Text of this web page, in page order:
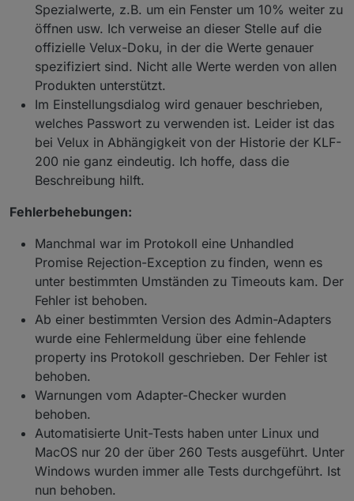
Spezialwerte, z.B. um ein Fenster um 10% weiter zu
öffnen usw. Ich verweise an dieser Stelle auf die
offizielle Velux-Doku, in der die Werte genauer
spezifiziert sind. Nicht alle Werte werden von allen
Produkten unterstützt.
Im Einstellungsdialog wird genauer beschrieben,
welches Passwort zu verwenden ist. Leider ist das
bei Velux in Abhängigkeit von der Historie der KLF-
200 nie ganz eindeutig. Ich hoffe, dass die
Beschreibung hilft.
Fehlerbehebungen:
Manchmal war im Protokoll eine Unhandled
Promise Rejection-Exception zu finden, wenn es
unter bestimmten Umständen zu Timeouts kam. Der
Fehler ist behoben.
Ab einer bestimmten Version des Admin-Adapters
wurde eine Fehlermeldung über eine fehlende
property ins Protokoll geschrieben. Der Fehler ist
behoben.
Warnungen vom Adapter-Checker wurden
behoben.
Automatisierte Unit-Tests haben unter Linux und
MacOS nur 20 der über 260 Tests ausgeführt. Unter
Windows wurden immer alle Tests durchgeführt. Ist
nun behoben.